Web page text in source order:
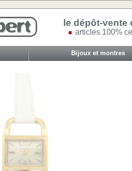
le dépôt-vente
articles 100%
Bijoux et montres